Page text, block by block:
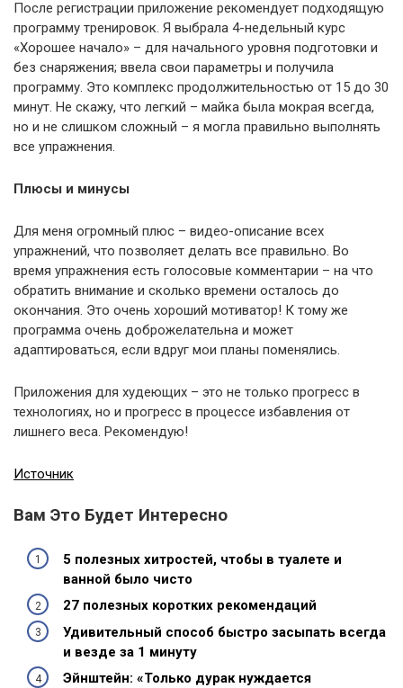
После регистрации приложение рекомендует подходящую
программу тренировок. Я выбрала 4-недельный курс
«Хорошее начало» – для начального уровня подготовки и
без снаряжения; ввела свои параметры и получила
программу. Это комплекс продолжительностью от 15 до 30
минут. Не скажу, что легкий – майка была мокрая всегда,
но и не слишком сложный – я могла правильно выполнять
все упражнения.
Плюсы и минусы
Для меня огромный плюс – видео-описание всех
упражнений, что позволяет делать все правильно. Во
время упражнения есть голосовые комментарии – на что
обратить внимание и сколько времени осталось до
окончания. Это очень хороший мотиватор! К тому же
программа очень доброжелательна и может
адаптироваться, если вдруг мои планы поменялись.
Приложения для худеющих – это не только прогресс в
технологиях, но и прогресс в процессе избавления от
лишнего веса. Рекомендую!
Источник
Вам Это Будет Интересно
5 полезных хитростей, чтобы в туалете и
ванной было чисто
27 полезных коротких рекомендаций
Удивительный способ быстро засыпать всегда
и везде за 1 минуту
Эйнштейн: «Только дурак нуждается